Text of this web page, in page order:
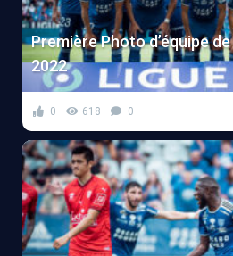
Première Photo d’équipe
2022
0 618 0